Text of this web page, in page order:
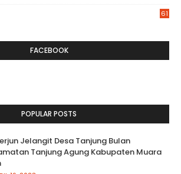
61
FACEBOOK
POPULAR POSTS
Jelangit Desa Tanjung Bulan
Tanjung Agung Kabupaten Muara